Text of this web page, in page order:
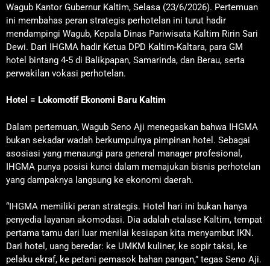
Wagub Kantor Gubernur Kaltim, Selasa (23/6/2026). Pertemuan
ini membahas peran strategis perhotelan ini turut hadir
mendampingi Wagub, Kepala Dinas Pariwisata Kaltim Ririn Sari
Dewi. Dari IHGMA hadir Ketua DPD Kaltim-Kaltara, para GM
hotel bintang 4-5 di Balikpapan, Samarinda, dan Berau, serta
perwakilan vokasi perhotelan.
Hotel = Lokomotif Ekonomi Baru Kaltim
Dalam pertemuan, Wagub Seno Aji menegaskan bahwa IHGMA
bukan sekadar wadah berkumpulnya pimpinan hotel. Sebagai
asosiasi yang menaungi para general manager profesional,
IHGMA punya posisi kunci dalam memajukan bisnis perhotelan
yang dampaknya langsung ke ekonomi daerah.
“IHGMA memiliki peran strategis. Hotel hari ini bukan hanya
penyedia layanan akomodasi. Dia adalah etalase Kaltim, tempat
pertama tamu dari luar menilai kesiapan kita menyambut IKN.
Dari hotel, uang beredar: ke UMKM kuliner, ke sopir taksi, ke
pelaku ekraf, ke petani pemasok bahan pangan,” tegas Seno Aji.